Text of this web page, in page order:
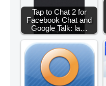
Tap to Chat 2 for
Facebook Chat and
Google Talk: la…